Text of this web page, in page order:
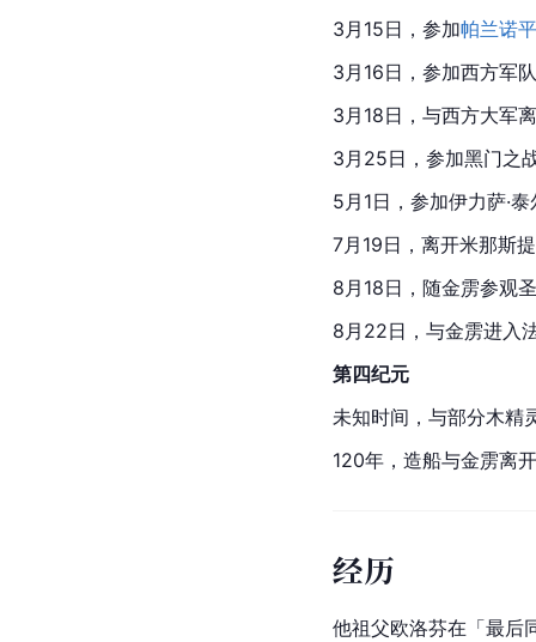
3月15日，参加帕兰诺
3月16日，参加西方军
3月18日，与西方大军
3月25日，参加黑门之
5月1日，参加伊力萨·
7月19日，离开米那斯
8月18日，随金雳参观
8月22日，与金雳进入
第四纪元
未知时间，与部分木精
120年，造船与金雳离
经历
他祖父欧洛芬在「最后